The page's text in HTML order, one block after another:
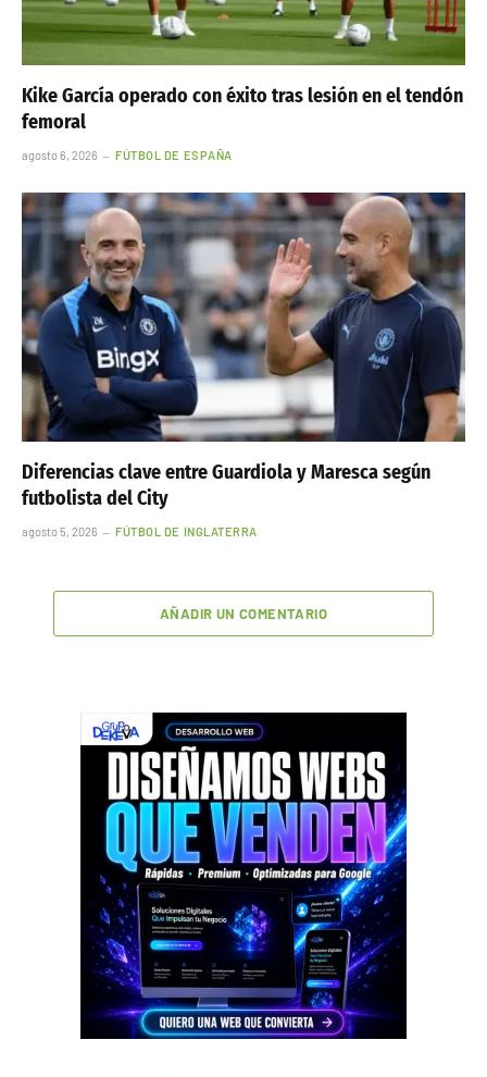
Kike García operado con éxito tras lesión en el tendón
femoral
agosto 6, 2026 FÚTBOL DE ESPAÑA
Diferencias clave entre Guardiola y Maresca según
futbolista del City
agosto 5, 2026 FÚTBOL DE INGLATERRA
AÑADIR UN COMENTARIO